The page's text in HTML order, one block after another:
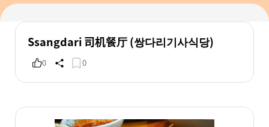
Ssangdari 司机餐厅 (쌍다리기사식당)
0 0